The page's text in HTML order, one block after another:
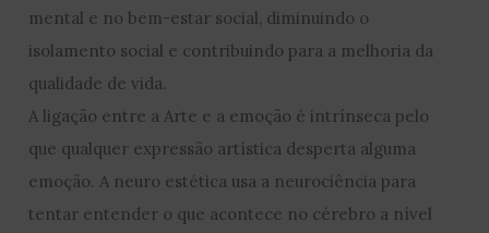
mental e no bem-estar social, diminuindo o
isolamento social e contribuindo para a melhoria da
qualidade de vida.
A ligação entre a Arte e a emoção é intrínseca pelo
que qualquer expressão artística desperta alguma
emoção. A neuro estética usa a neurociência para
tentar entender o que acontece no cérebro a nível